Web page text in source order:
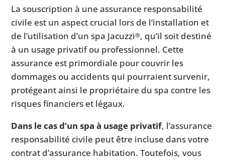
La souscription à une assurance responsabilité
civile est un aspect crucial lors de l’installation et
de l’utilisation d’un spa Jacuzzi®, qu’il soit destiné
à un usage privatif ou professionnel. Cette
assurance est primordiale pour couvrir les
dommages ou accidents qui pourraient survenir,
protégeant ainsi le propriétaire du spa contre les
risques financiers et légaux.
Dans le cas d’un spa à usage privatif, l’assurance
responsabilité civile peut être incluse dans votre
contrat d’assurance habitation. Toutefois, vous